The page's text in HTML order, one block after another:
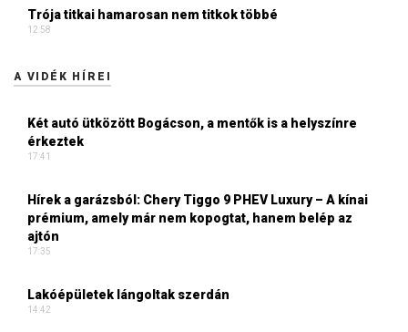
Trója titkai hamarosan nem titkok többé
12:58
A VIDÉK HÍREI
Két autó ütközött Bogácson, a mentők is a helyszínre
érkeztek
17:41
Hírek a garázsból: Chery Tiggo 9 PHEV Luxury – A kínai
prémium, amely már nem kopogtat, hanem belép az
ajtón
17:35
Lakóépületek lángoltak szerdán
14:42